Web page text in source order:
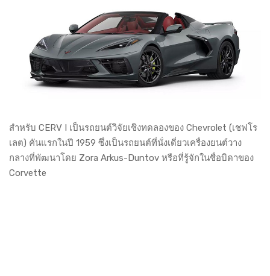
สำหรับ CERV I เป็นรถยนต์วิจัยเชิงทดลองของ Chevrolet (เชฟโร
เลต) คันแรกในปี 1959 ซึ่งเป็นรถยนต์ที่นั่งเดี่ยวเครื่องยนต์วาง
กลางที่พัฒนาโดย Zora Arkus-Duntov หรือที่รู้จักในชื่อบิดาของ
Corvette